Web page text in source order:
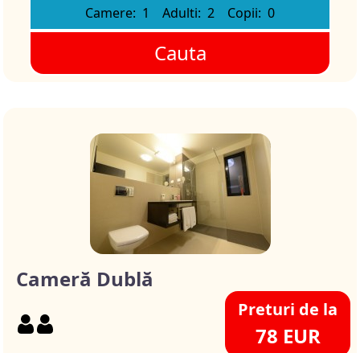
Camere: 1 Adulti: 2 Copii: 0
Cauta
Cameră Dublă
Preturi de la
78 EUR